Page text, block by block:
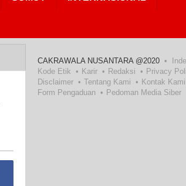
CAKRAWALA NUSANTARA @2020
Kode Etik
Karir Redaksi
Privacy
Disclaimer
Tentang Kami
Kontak Kami
Form Pengaduan
Pedoman Media Siber